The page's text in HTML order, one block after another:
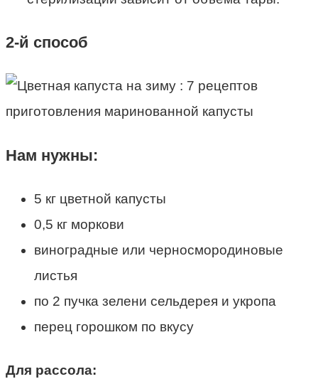
2-й способ
Нам нужны:
5 кг цветной капусты
0,5 кг моркови
виноградные или черносмородиновые
листья
по 2 пучка зелени сельдерея и укропа
перец горошком по вкусу
Для рассола: